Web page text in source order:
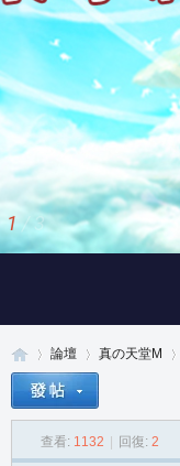
1 / 3
論壇
›
真の天堂M
查看: 1132 回復: 2